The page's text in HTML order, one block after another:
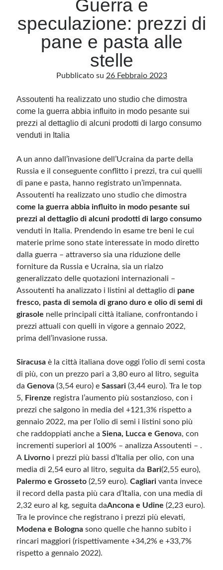
Archivio
sensi della legge n· 62 del 7.03.2001. L’autore non è responsabile di quanto
pubblicato dai lettori nei commenti ai vari post. Saranno comunque cancellati quelli
ritenuti offensivi o lesivi dell’immagine o dell’onorabilità di terzi, di genere spam,
razzisti o che contengano dati personali non conformi al rispetto delle norme sulla
privacy. Alcune immagini inserite in questo blog sono tratte da Internet e, pertanto,
considerate di pubblico dominio. Qualora la loro pubblicazione violasse eventuali
diritti d’autore, vi invito a comunicarlo via e-mail a info[at]dinovalle.it e saranno
tramite link né del loro contenuto, che può essere soggetto a variazioni nel tempo.
Accedi
Feed dei contenuti
Feed dei commenti
WordPress.org
Guerra e
speculazione: prezzi di
pane e pasta alle
stelle
Pubblicato su 26 Febbraio 2023
Assoutenti ha realizzato uno studio che dimostra
come la guerra abbia influito in modo pesante sui
prezzi al dettaglio di alcuni prodotti di largo consumo
venduti in Italia
A un anno dall’invasione dell’Ucraina da parte della
Russia e il conseguente conflitto i prezzi, tra cui quelli
di pane e pasta, hanno registrato un’impennata.
Assoutenti ha realizzato uno studio che dimostra
come la guerra abbia influito in modo pesante sui
prezzi al dettaglio di alcuni prodotti di largo consumo
venduti in Italia. Prendendo in esame tre beni le cui
materie prime sono state interessate in modo diretto
dalla guerra – attraverso sia una riduzione delle
forniture da Russia e Ucraina, sia un rialzo
generalizzato delle quotazioni internazionali –
Assoutenti ha analizzato i listini al dettaglio di pane
fresco, pasta di semola di grano duro e olio di semi di
girasole nelle principali città italiane, confrontando i
prezzi attuali con quelli in vigore a gennaio 2022,
prima dell’invasione russa.
Siracusa è la città italiana dove oggi l’olio di semi costa
di più, con un prezzo pari a 3,80 euro al litro, seguita
daGenova (3,54 euro) eSassari (3,44 euro). Tra le top
5, Firenze registra l’aumento più sostanzioso, con i
prezzi che salgono in media del +121,3% rispetto a
gennaio 2022, ma per l’olio di semi i listini sono più
che raddoppiati anche aSiena, Lucca e Genova, con
incrementi superiori al 100% – analizza Assoutenti – .
A Livorno i prezzi più bassi d’Italia per olio, con una
media di 2,54 euro al litro, seguita da Bari(2,55 euro),
Palermo e Grosseto (2,59 euro).Cagliari vanta invece
il record della pasta più cara d’Italia, con una media di
2,32 euro al kg, seguita daAncona e Udine (2,23 euro).
Tra le province che registrano i prezzi più elevati,
Modena e Bologna sono quelle che hanno subito i
rincari maggiori (rispettivamente +34,2% e +33,7%
rispetto a gennaio 2022).